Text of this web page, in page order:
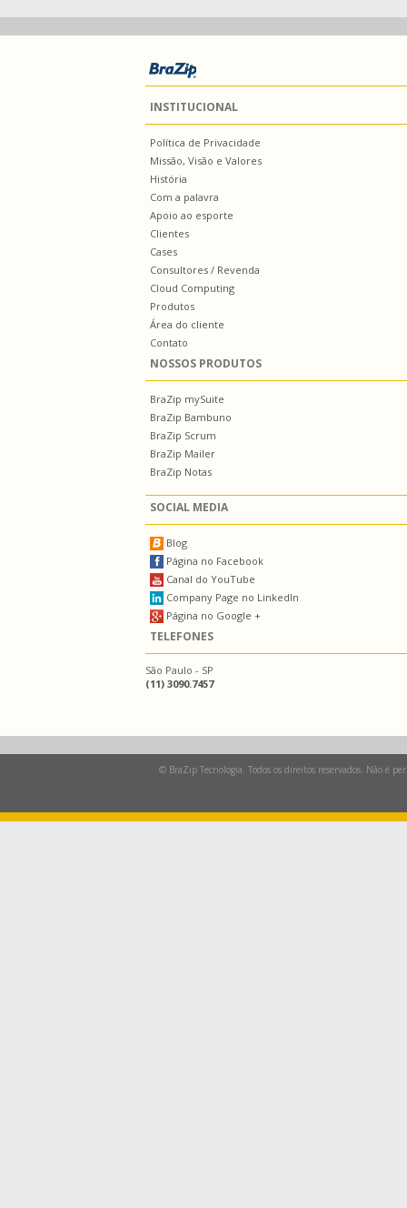
INSTITUCIONAL
Política de Privacidade
Missão, Visão e Valores
História
Com a palavra
Apoio ao esporte
Clientes
Cases
Consultores / Revenda
Cloud Computing
Produtos
Área do cliente
Contato
NOSSOS PRODUTOS
BraZip mySuite
BraZip Bambuno
BraZip Scrum
BraZip Mailer
BraZip Notas
SOCIAL MEDIA
Blog
Página no Facebook
Canal do YouTube
Company Page no LinkedIn
Página no Google +
TELEFONES
São Paulo - SP
(11) 3090.7457
© BraZip Tecnologia. Todos os direitos reservados. Não é